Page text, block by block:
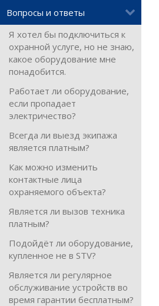
Вопросы и ответы
Я хотел бы подключиться к
охранной услуге, но не знаю,
какое оборудование мне
понадобится.
Работает ли оборудование,
если пропадает
электричество?
Всегда ли выезд экипажа
является платным?
Как можно изменить
контактные лица
охраняемого объекта?
Является ли вызов техника
платным?
Подойдёт ли оборудование,
купленное не в STV?
Является ли регулярное
обслуживание устройств во
время гарантии бесплатным?